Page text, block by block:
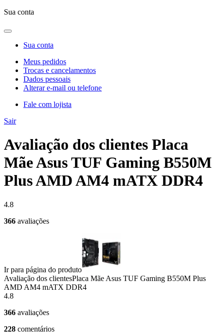
Sua conta
Sua conta
Meus pedidos
Trocas e cancelamentos
Dados pessoais
Alterar e-mail ou telefone
Fale com lojista
Sair
Avaliação dos clientes Placa
Mãe Asus TUF Gaming B550M
Plus AMD AM4 mATX DDR4
4.8
366 avaliações
Ir para página do produto
Avaliação dos clientesPlaca Mãe Asus TUF Gaming B550M Plus
AMD AM4 mATX DDR4
4.8
366 avaliações
228 comentários